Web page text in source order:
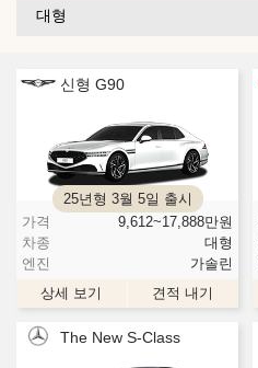
대형
신형 G90
25년형 3월 5일 출시
가격
9,612~17,888만원
차종
대형
엔진
가솔린
상세 보기
견적 내기
The New S-Class